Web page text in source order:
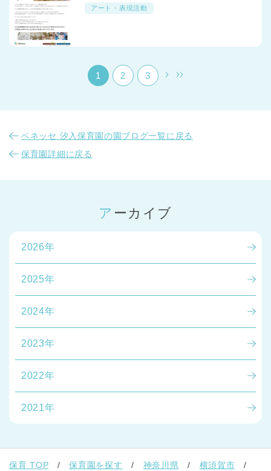
埼玉県
兵庫県 兵庫県 全域
アート・表現活動
1 2 3
ベネッセ 汐入保育園の園ブログ一覧に戻る
保育園詳細に戻る
アーカイブ
2026年
2025年
2024年
2023年
2022年
2021年
保育 TOP 保育園を探す 神奈川県
横須賀市